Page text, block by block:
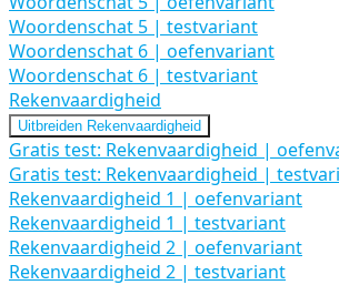
Woordenschat 5 | testvariant
Woordenschat 6 | oefenvariant
Woordenschat 6 | testvariant
Rekenvaardigheid
Uitbreiden Rekenvaardigheid
Gratis test: Rekenvaardigheid |
Gratis test: Rekenvaardigheid |
Rekenvaardigheid 1 | oefenvariant
Rekenvaardigheid 1 | testvariant
Rekenvaardigheid 2 | oefenvariant
Rekenvaardigheid 2 | testvariant